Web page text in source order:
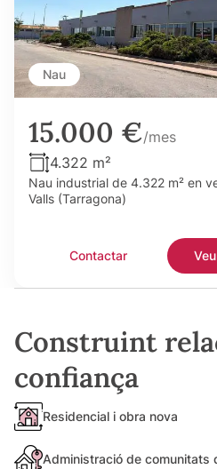
Nau
15.000 €/mes
4.322 m²
Nau industrial de 4.322 m² en
Valls (Tarragona)
Contactar
Construint
confiança
Residencial i obra nova
Administració de comunitats